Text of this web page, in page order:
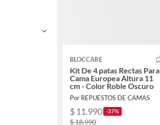
BLOCCARE
Kit De 4 patas Rectas Para
Cama Europea Altura 11
cm - Color Roble Oscuro
Por REPUESTOS DE CAMAS
$ 11.990 -37%
$ 18.990